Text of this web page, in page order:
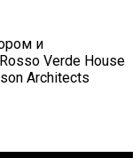
и
Verde House
Architects